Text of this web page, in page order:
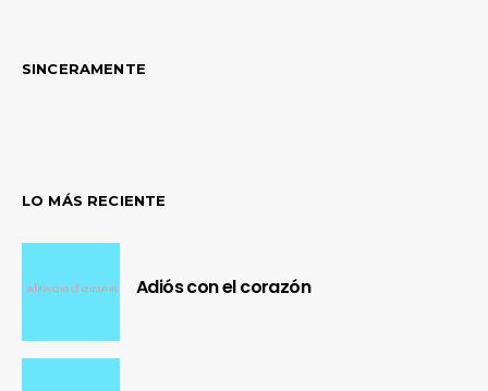
SINCERAMENTE
LO MÁS RECIENTE
Adiós con el corazón